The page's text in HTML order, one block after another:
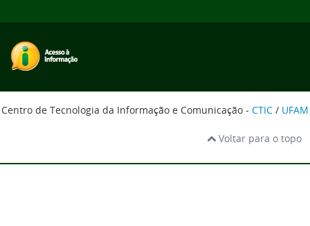
Centro de Tecnologia da Informação e Comunicação - CTIC / UFAM
Voltar para o topo